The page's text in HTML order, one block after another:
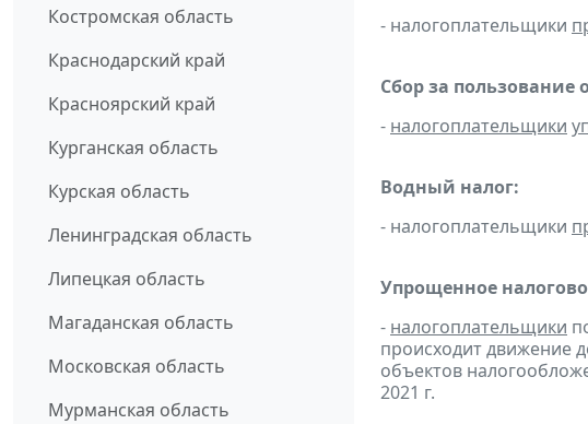
Костромская область
Краснодарский край
Красноярский край
Курганская область
Курская область
Ленинградская область
Липецкая область
Магаданская область
Московская область
Мурманская область
- налогоплательщики
Сбор за пользование
- налогоплательщики
Водный налог:
- налогоплательщики
Упрощенное
- налогоплательщики
происходит движение
объектов
2021 г.